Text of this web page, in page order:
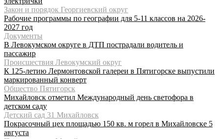
Закон и порядок Георгиевский округ
Рабочие программы по географии для 5-11 классов на 2026-
2027 год
Документы
В Левокумском округе в ДТП пострадали водитель и
пассажир
Происшествия Левокумский округ
К 125-летию Лермонтовской галереи в Пятигорске выпустили
маркированный конверт
Общество Пятигорск
Михайловск отметил Международный день светофора в
детском саду
Детский сад 31 Михайловск
Покрасочный цех площадью 150 кв. м горел в Михайловске 5
августа